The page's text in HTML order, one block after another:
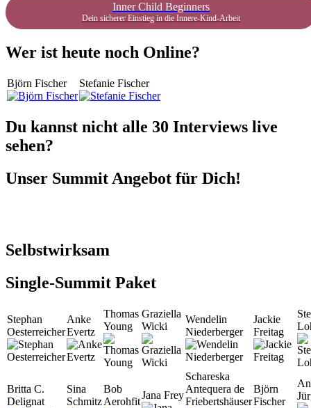
Inner Child Beginners
Dein sicherer Einstieg in die Innere-Kind-Arbeit
Wer ist heute noch Online?
Björn Fischer Stefanie Fischer
Du kannst nicht alle 30 Interviews live
sehen?
Unser Summit Angebot für Dich!
Selbstwirksam
Single-Summit Paket
Stephan
Oesterreicher
Anke
Evertz
Thomas
Young
Graziella
Wicki
Wendelin
Niederberger
Jackie
Freitag
Britta C.
Delignat
Sina
Schmitz
Bob
Aerohfit
Jana Frey
Schareska
Antequera de
Friebertshäuser
Björn
Fischer